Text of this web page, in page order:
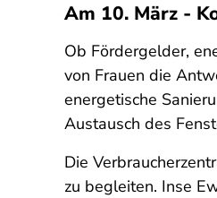
Am 10. März -
Ob Fördergelder,
von Frauen die
energetische
Austausch des
Die
zu begleiten. Inse